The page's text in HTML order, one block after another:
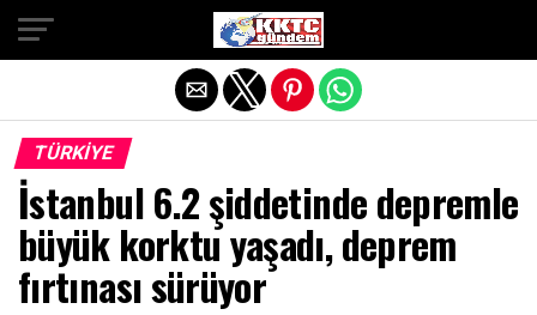
TÜRKIYE
İstanbul 6.2 şiddetinde depremle
büyük korktu yaşadı, deprem
fırtınası sürüyor
Exit mobile version